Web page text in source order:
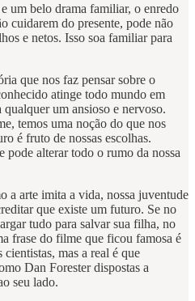
um belo drama familiar, o enredo
cuidarem do presente, pode não
e netos. Isso soa familiar para
que nos faz pensar sobre o
atinge todo mundo em
um ansioso e nervoso.
temos uma noção do que nos
é fruto de nossas escolhas.
alterar todo o rumo da nossa
a arte imita a vida, nossa juventude
que existe um futuro. Se no
tudo para salvar sua filha, no
frase do filme que ficou famosa é
mas a real é que
Dan Forester dispostas a
seu lado.